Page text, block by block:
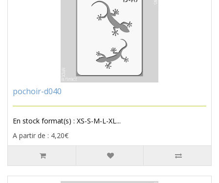
pochoir-d040
En stock format(s) : XS-S-M-L-XL...
A partir de : 4,20€